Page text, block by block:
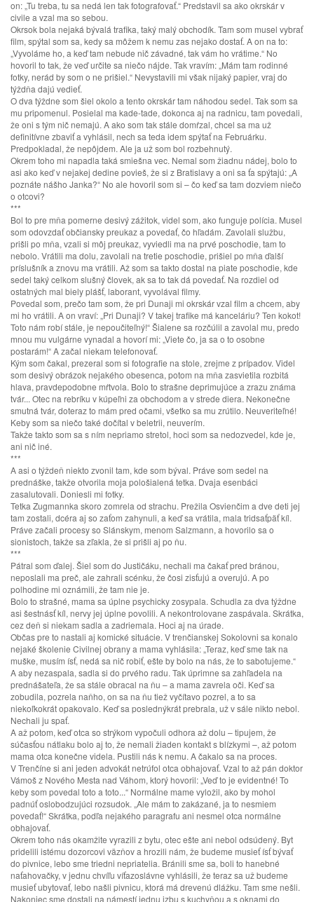
on: „Tu treba, tu sa nedá len tak fotografovať.“ Predstavil sa ako okrskár v
civile a vzal ma so sebou.
Okrsok bola nejaká bývalá trafika, taký malý obchodík. Tam som musel vybrať
film, spýtal som sa, kedy sa môžem k nemu zas nejako dostať. A on na to:
„Vyvoláme ho, a keď tam nebude nič závadné, tak vám ho vrátime.“ No
hovoril to tak, že veď určite sa niečo nájde. Tak vravím: „Mám tam rodinné
fotky, nerád by som o ne prišiel.“ Nevystavili mi však nijaký papier, vraj do
týždňa dajú vedieť.
O dva týždne som šiel okolo a tento okrskár tam náhodou sedel. Tak som sa
mu pripomenul. Posielal ma kade-tade, dokonca aj na radnicu, tam povedali,
že oni s tým nič nemajú. A ako som tak stále domŕzal, chcel sa ma už
definitívne zbaviť a vyhlásil, nech sa teda idem spýtať na Februárku.
Predpokladal, že nepôjdem. Ale ja už som bol rozbehnutý.
Okrem toho mi napadla taká smiešna vec. Nemal som žiadnu nádej, bolo to
asi ako keď v nejakej dedine povieš, že si z Bratislavy a oni sa ťa spýtajú: „A
poznáte nášho Janka?“ No ale hovoril som si – čo keď sa tam dozviem niečo
o otcovi?
***
Bol to pre mňa pomerne desivý zážitok, videl som, ako funguje polícia. Musel
som odovzdať občiansky preukaz a povedať, čo hľadám. Zavolali službu,
prišli po mňa, vzali si môj preukaz, vyviedli ma na prvé poschodie, tam to
nebolo. Vrátili ma dolu, zavolali na tretie poschodie, prišiel po mňa ďalší
príslušník a znovu ma vrátili. Až som sa takto dostal na piate poschodie, kde
sedel taký celkom slušný človek, ak sa to tak dá povedať. Na rozdiel od
ostatných mal biely plášť, laborant, vyvolával filmy.
Povedal som, prečo tam som, že pri Dunaji mi okrskár vzal film a chcem, aby
mi ho vrátili. A on vraví: „Pri Dunaji? V takej trafike má kanceláriu? Ten kokot!
Toto nám robí stále, je nepoučiteľný!“ Šialene sa rozčúlil a zavolal mu, predo
mnou mu vulgárne vynadal a hovorí mi: „Viete čo, ja sa o to osobne
postarám!“ A začal niekam telefonovať.
Kým som čakal, prezeral som si fotografie na stole, zrejme z prípadov. Videl
som desivý obrázok nejakého obesenca, potom na mňa zasvietila rozbitá
hlava, pravdepodobne mŕtvola. Bolo to strašne deprimujúce a zrazu známa
tvár... Otec na rebríku v kúpeľni za obchodom a v strede diera. Nekonečne
smutná tvár, doteraz to mám pred očami, všetko sa mu zrútilo. Neuveriteľné!
Keby som sa niečo také dočítal v beletrii, neuverím.
Takže takto som sa s ním nepriamo stretol, hoci som sa nedozvedel, kde je,
ani nič iné.
***
A asi o týždeň niekto zvonil tam, kde som býval. Práve som sedel na
prednáške, takže otvorila moja pološialená tetka. Dvaja esenbáci
zasalutovali. Doniesli mi fotky.
Tetka Zugmannka skoro zomrela od strachu. Prežila Osvienčim a dve deti jej
tam zostali, dcéra aj so zaťom zahynuli, a keď sa vrátila, mala tridsaťpäť kíl.
Práve začali procesy so Slánskym, menom Salzmann, a hovorilo sa o
sionistoch, takže sa zľakla, že si prišli aj po ňu.
***
Pátral som ďalej. Šiel som do Justičáku, nechali ma čakať pred bránou,
neposlali ma preč, ale zahrali scénku, že čosi zisťujú a overujú. A po
polhodine mi oznámili, že tam nie je.
Bolo to strašné, mama sa úplne psychicky zosypala. Schudla za dva týždne
asi šestnásť kíl, nervy jej úplne povolili. A nekontrolovane zaspávala. Skrátka,
cez deň si niekam sadla a zadriemala. Hoci aj na úrade.
Občas pre to nastali aj komické situácie. V trenčianskej Sokolovni sa konalo
nejaké školenie Civilnej obrany a mama vyhlásila: „Teraz, keď sme tak na
muške, musím ísť, nedá sa nič robiť, ešte by bolo na nás, že to sabotujeme.“
A aby nezaspala, sadla si do prvého radu. Tak úprimne sa zahľadela na
prednášateľa, že sa stále obracal na ňu – a mama zavrela oči. Keď sa
zobudila, pozrela naňho, on sa na ňu tiež vyčítavo pozrel, a to sa
niekoľkokrát opakovalo. Keď sa poslednýkrát prebrala, už v sále nikto nebol.
Nechali ju spať.
A až potom, keď otca so strýkom vypočuli odhora až dolu – tipujem, že
súčasťou nátlaku bolo aj to, že nemali žiaden kontakt s blízkymi –, až potom
mama otca konečne videla. Pustili nás k nemu. A čakalo sa na proces.
V Trenčíne si ani jeden advokát netrúfol otca obhajovať. Vzal to až pán doktor
Vámoš z Nového Mesta nad Váhom, ktorý hovoril: „Veď to je evidentné! To
keby som povedal toto a toto...“ Normálne mame vyložil, ako by mohol
padnúť oslobodzujúci rozsudok. „Ale mám to zakázané, ja to nesmiem
povedať!“ Skrátka, podľa nejakého paragrafu ani nesmel otca normálne
obhajovať.
Okrem toho nás okamžite vyrazili z bytu, otec ešte ani nebol odsúdený. Byt
pridelili istému dozorcovi väzňov a hrozili nám, že budeme musieť ísť bývať
do pivnice, lebo sme triedni nepriatelia. Bránili sme sa, boli to hanebné
naťahovačky, v jednu chvíľu víťazoslávne vyhlásili, že teraz sa už budeme
musieť ubytovať, lebo našli pivnicu, ktorá má drevenú dlážku. Tam sme nešli.
Nakoniec sme dostali na námestí jednu izbu s kuchyňou a s oknami do